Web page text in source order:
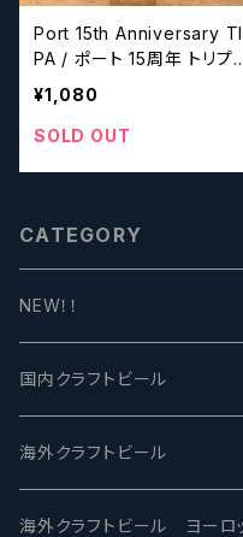
Port 15th Anniversary TI
PA / ポート 15周年 トリプ
ル IPA【クラフトビールシザ
ーズ】
¥1,080
SOLD OUT
CATEGORY
NEW！！
国内クラフトビール
UCHU BREWING -うちゅう
バテレ -VERTERE
海外クラフトビール
Modern Times モダンタ
海外クラフトビール ヨーロ